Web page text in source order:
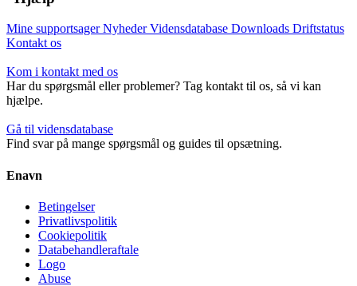
Mine supportsagerNyhederVidensdatabase Downloads Driftstatus
Kontakt os
Kom i kontakt med os
Har du spørgsmål eller problemer? Tag kontakt til os, så vi kan
hjælpe.
Gå til vidensdatabase
Find svar på mange spørgsmål og guides til opsætning.
Enavn
Betingelser
Privatlivspolitik
Cookiepolitik
Databehandleraftale
Logo
Abuse